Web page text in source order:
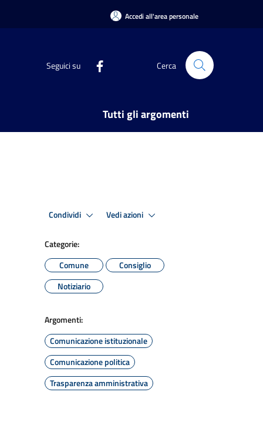
Accedi all'area personale
Seguici su Cerca
Tutti gli argomenti
Condividi Vedi azioni
Categorie:
Comune
Consiglio
Notiziario
Argomenti:
Comunicazione istituzionale
Comunicazione politica
Trasparenza amministrativa